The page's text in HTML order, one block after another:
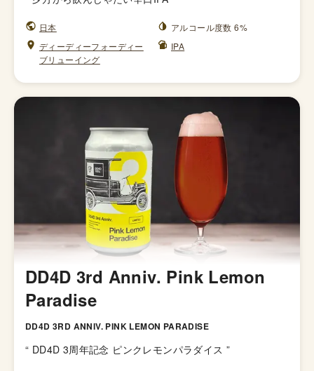
日本
アルコール度数 6%
ディーディーフォーディー
ブリューイング
IPA
DD4D 3rd Anniv. Pink Lemon
Paradise
DD4D 3RD ANNIV. PINK LEMON PARADISE
“ DD4D 3周年記念 ピンクレモンパラダイス ”